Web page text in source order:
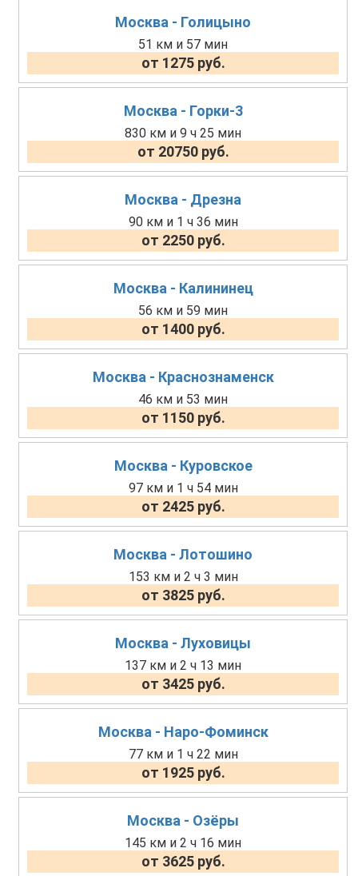
Москва - Голицыно
51 км и 57 мин
от 1275 руб.
Москва - Горки-3
830 км и 9 ч 25 мин
от 20750 руб.
Москва - Дрезна
90 км и 1 ч 36 мин
от 2250 руб.
Москва - Калининец
56 км и 59 мин
от 1400 руб.
Москва - Краснознаменск
46 км и 53 мин
от 1150 руб.
Москва - Куровское
97 км и 1 ч 54 мин
от 2425 руб.
Москва - Лотошино
153 км и 2 ч 3 мин
от 3825 руб.
Москва - Луховицы
137 км и 2 ч 13 мин
от 3425 руб.
Москва - Наро-Фоминск
77 км и 1 ч 22 мин
от 1925 руб.
Москва - Озёры
145 км и 2 ч 16 мин
от 3625 руб.